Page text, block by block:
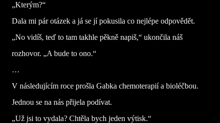
„Kterým?“
Dala mi pár otázek a já se jí pokusila co nejlépe odpovědět.
„No vidíš, teď to tam takhle pěkně napiš,“ ukončila náš
rozhovor. „A bude to ono.“
…
V následujícím roce prošla Gabka chemoterapií a bioléčbou.
Jednou se na nás přijela podívat.
„Už jsi to vydala? Chtěla bych jeden výtisk.“